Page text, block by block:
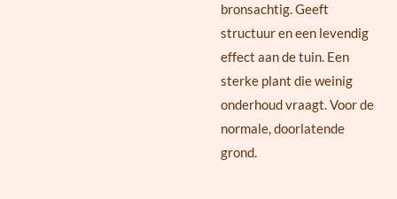
bronsachtig. Geeft
structuur en een levendig
effect aan de tuin. Een
sterke plant die weinig
onderhoud vraagt. Voor de
normale, doorlatende
grond.